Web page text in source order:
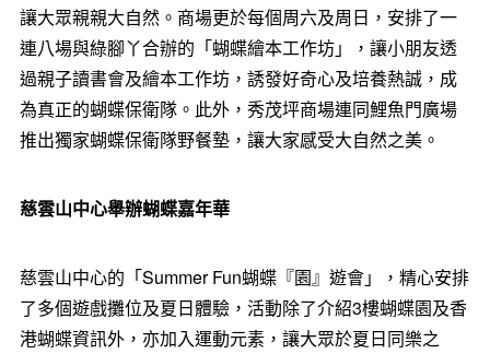
讓大眾親親大自然。商場更於每個周六及周日，安排了一
連八場與綠腳丫合辦的「蝴蝶繪本工作坊」，讓小朋友透
過親子讀書會及繪本工作坊，誘發好奇心及培養熱誠，成
為真正的蝴蝶保衛隊。 此外，秀茂坪商場連同鯉魚門廣場
推出獨家蝴蝶保衛隊野餐墊，讓大家感受大自然之美。
慈雲山中心舉辦蝴蝶嘉年華
慈雲山中心的「Summer Fun蝴蝶『園』遊會」，精心安排
了多個遊戲攤位及夏日體驗，活動除了介紹3樓蝴蝶園及香
港蝴蝶資訊外，亦加入運動元素，讓大眾於夏日同樂之